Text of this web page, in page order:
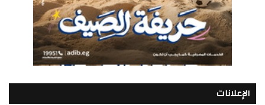
الإعلانات